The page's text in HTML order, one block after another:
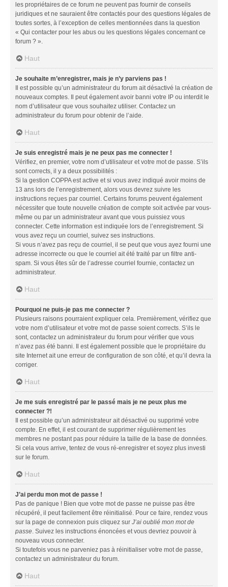
les propriétaires de ce forum ne peuvent pas fournir de conseils
juridiques et ne sauraient être contactés pour des questions légales de
toutes sortes, à l’exception de celles mentionnées dans la question
« Qui contacter pour les abus ou les questions légales concernant ce
forum ? ».
Haut
Je souhaite m’enregistrer, mais je n’y parviens pas !
Il est possible qu’un administrateur du forum ait désactivé la création de
nouveaux comptes. Il peut également avoir banni votre IP ou interdit le
nom d’utilisateur que vous souhaitez utiliser. Contactez un
administrateur du forum pour obtenir de l’aide.
Haut
Je suis enregistré mais je ne peux pas me connecter !
Vérifiez, en premier, votre nom d’utilisateur et votre mot de passe. S’ils
sont corrects, il y a deux possibilités :
Si la gestion COPPA est active et si vous avez indiqué avoir moins de
13 ans lors de l’enregistrement, alors vous devrez suivre les
instructions reçues par courriel. Certains forums peuvent également
nécessiter que toute nouvelle création de compte soit activée par vous-
même ou par un administrateur avant que vous puissiez vous
connecter. Cette information est indiquée lors de l’enregistrement. Si
vous avez reçu un courriel, suivez ses instructions.
Si vous n’avez pas reçu de courriel, il se peut que vous ayez fourni une
adresse incorrecte ou que le courriel ait été traité par un filtre anti-
spam. Si vous êtes sûr de l’adresse courriel fournie, contactez un
administrateur.
Haut
Pourquoi ne puis-je pas me connecter ?
Plusieurs raisons pourraient expliquer cela. Premièrement, vérifiez que
votre nom d’utilisateur et votre mot de passe soient corrects. S’ils le
sont, contactez un administrateur du forum pour vérifier que vous
n’avez pas été banni. Il est également possible que le propriétaire du
site Internet ait une erreur de configuration de son côté, et qu’il devra la
corriger.
Haut
Je me suis enregistré par le passé mais je ne peux plus me
connecter ?!
Il est possible qu’un administrateur ait désactivé ou supprimé votre
compte. En effet, il est courant de supprimer régulièrement les
membres ne postant pas pour réduire la taille de la base de données.
Si cela vous arrive, tentez de vous ré-enregistrer et soyez plus investi
sur le forum.
Haut
J’ai perdu mon mot de passe !
Pas de panique ! Bien que votre mot de passe ne puisse pas être
récupéré, il peut facilement être réinitialisé. Pour ce faire, rendez vous
sur la page de connexion puis cliquez sur J’ai oublié mon mot de
passe. Suivez les instructions énoncées et vous devriez pouvoir à
nouveau vous connecter.
Si toutefois vous ne parveniez pas à réinitialiser votre mot de passe,
contactez un administrateur du forum.
Haut